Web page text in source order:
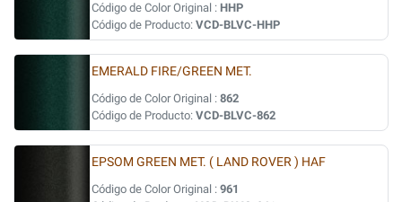
Código de Color Original : HHP
Código de Producto: VCD-BLVC-HHP
EMERALD FIRE/GREEN MET.
Código de Color Original : 862
Código de Producto: VCD-BLVC-862
EPSOM GREEN MET. ( LAND ROVER ) HAF
Código de Color Original : 961